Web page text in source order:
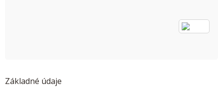
Základné údaje